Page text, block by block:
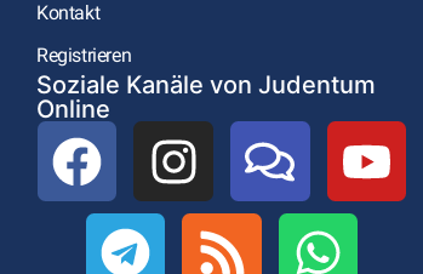
Kontakt
Registrieren
Soziale Kanäle von Judentum
Online